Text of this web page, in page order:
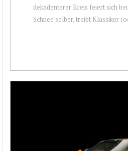
dekadenterer Kreis feiert sich
Schnee selber, treibt Klassiker